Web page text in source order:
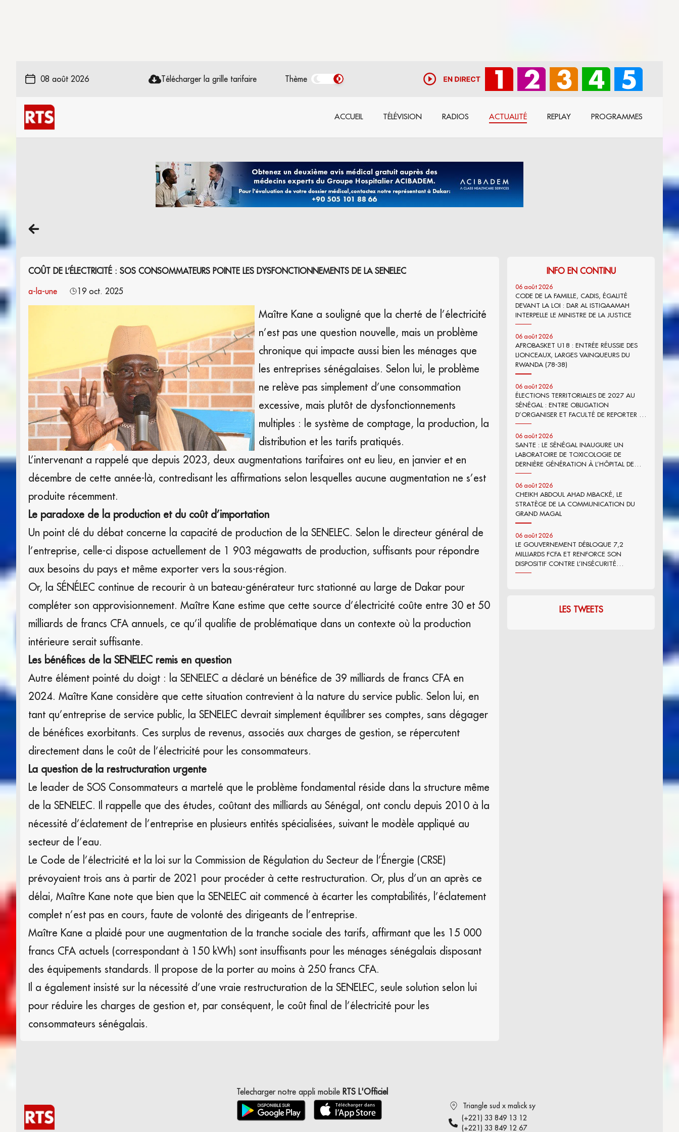
08 août 2026 Télécharger la grille tarifaire Thème
ACCUEIL TÉLÉVISION RADIOS ACTUALITÉ REPLAY PROGRAMMES
COÛT DE L’ÉLECTRICITÉ : SOS CONSOMMATEURS POINTE LES DYSFONCTIONNEMENTS DE LA SENELEC
a-la-une
19 oct. 2025
Maître Kane a souligné que la cherté de l’électricité
n’est pas une question nouvelle, mais un problème
chronique qui impacte aussi bien les ménages que
les entreprises sénégalaises. Selon lui, le problème
ne relève pas simplement d’une consommation
excessive, mais plutôt de dysfonctionnements
multiples : le système de comptage, la production, la
distribution et les tarifs pratiqués.
L’intervenant a rappelé que depuis 2023, deux augmentations tarifaires ont eu lieu, en janvier et en
décembre de cette année-là, contredisant les affirmations selon lesquelles aucune augmentation ne s’est
produite récemment.
Le paradoxe de la production et du coût d’importation
Un point clé du débat concerne la capacité de production de la SENELEC. Selon le directeur général de
l’entreprise, celle-ci dispose actuellement de 1 903 mégawatts de production, suffisants pour répondre
aux besoins du pays et même exporter vers la sous-région.
Or, la SÉNÉLEC continue de recourir à un bateau-générateur turc stationné au large de Dakar pour
compléter son approvisionnement. Maître Kane estime que cette source d’électricité coûte entre 30 et 50
milliards de francs CFA annuels, ce qu’il qualifie de problématique dans un contexte où la production
intérieure serait suffisante.
Les bénéfices de la SENELEC remis en question
Autre élément pointé du doigt : la SENELEC a déclaré un bénéfice de 39 milliards de francs CFA en
2024. Maître Kane considère que cette situation contrevient à la nature du service public. Selon lui, en
tant qu’entreprise de service public, la SENELEC devrait simplement équilibrer ses comptes, sans dégager
de bénéfices exorbitants. Ces surplus de revenus, associés aux charges de gestion, se répercutent
directement dans le coût de l’électricité pour les consommateurs.
La question de la restructuration urgente
Le leader de SOS Consommateurs a martelé que le problème fondamental réside dans la structure même
de la SENELEC. Il rappelle que des études, coûtant des milliards au Sénégal, ont conclu depuis 2010 à la
nécessité d’éclatement de l’entreprise en plusieurs entités spécialisées, suivant le modèle appliqué au
secteur de l’eau.
Le Code de l’électricité et la loi sur la Commission de Régulation du Secteur de l’Énergie (CRSE)
prévoyaient trois ans à partir de 2021 pour procéder à cette restructuration. Or, plus d’un an après ce
délai, Maître Kane note que bien que la SENELEC ait commencé à écarter les comptabilités, l’éclatement
complet n’est pas en cours, faute de volonté des dirigeants de l’entreprise.
Maître Kane a plaidé pour une augmentation de la tranche sociale des tarifs, affirmant que les 15 000
francs CFA actuels (correspondant à 150 kWh) sont insuffisants pour les ménages sénégalais disposant
des équipements standards. Il propose de la porter au moins à 250 francs CFA.
Il a également insisté sur la nécessité d’une vraie restructuration de la SENELEC, seule solution selon lui
pour réduire les charges de gestion et, par conséquent, le coût final de l’électricité pour les
consommateurs sénégalais.
INFO EN CONTINU
06 août 2026
CODE DE LA FAMILLE, CADIS, ÉGALITÉ
DEVANT LA LOI : DAR AL ISTIQAAMAH
INTERPELLE LE MINISTRE DE LA JUSTICE
06 août 2026
AFROBASKET U18 : ENTRÉE RÉUSSIE DES
LIONCEAUX, LARGES VAINQUEURS DU
RWANDA (78-38)
06 août 2026
ÉLECTIONS TERRITORIALES DE 2027 AU
SÉNÉGAL : ENTRE OBLIGATION
D’ORGANISER ET FACULTÉ DE REPORTER –
PAR DR MOR FALL
06 août 2026
SANTE : LE SÉNÉGAL INAUGURE UN
LABORATOIRE DE TOXICOLOGIE DE
DERNIÈRE GÉNÉRATION À L’HÔPITAL DE
FANN
06 août 2026
CHEIKH ABDOUL AHAD MBACKÉ, LE
STRATÈGE DE LA COMMUNICATION DU
GRAND MAGAL
06 août 2026
LE GOUVERNEMENT DÉBLOQUE 7,2
MILLIARDS FCFA ET RENFORCE SON
DISPOSITIF CONTRE L’INSÉCURITÉ
ALIMENTAIRE
LES TWEETS
Telecharger notre appli mobile RTS L'Officiel
Triangle sud x malick sy
(+221) 33 849 13 12
(+221) 33 849 12 67